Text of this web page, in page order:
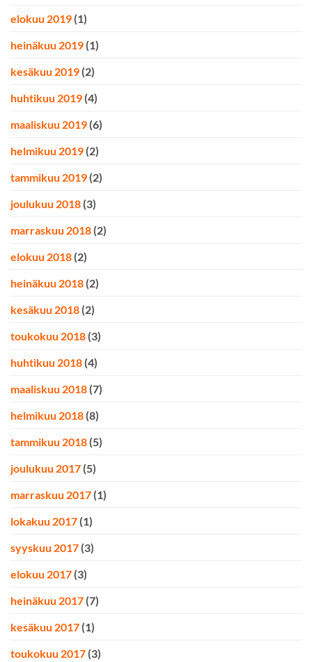
elokuu 2019 (1)
heinäkuu 2019 (1)
kesäkuu 2019 (2)
huhtikuu 2019 (4)
maaliskuu 2019 (6)
helmikuu 2019 (2)
tammikuu 2019 (2)
joulukuu 2018 (3)
marraskuu 2018 (2)
elokuu 2018 (2)
heinäkuu 2018 (2)
kesäkuu 2018 (2)
toukokuu 2018 (3)
huhtikuu 2018 (4)
maaliskuu 2018 (7)
helmikuu 2018 (8)
tammikuu 2018 (5)
joulukuu 2017 (5)
marraskuu 2017 (1)
lokakuu 2017 (1)
syyskuu 2017 (3)
elokuu 2017 (3)
heinäkuu 2017 (7)
kesäkuu 2017 (1)
toukokuu 2017 (3)